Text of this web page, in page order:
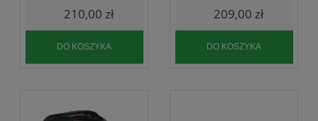
210,00 zł
DO KOSZYKA
209,00 zł
DO KOSZYKA